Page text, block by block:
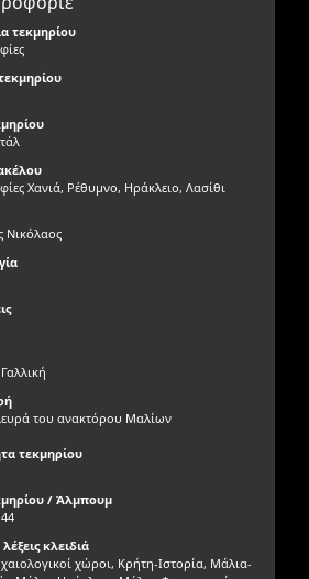
τεκμηρίου
Χανιά, Ρέθυμνο, Ηράκλειο, Λασίθι
Νικόλαος
του ανακτόρου Μαλίων
τεκμηρίου
/ Άλμπουμ
κλειδιά
χώροι, Κρήτη-Ιστορία, Μάλια-